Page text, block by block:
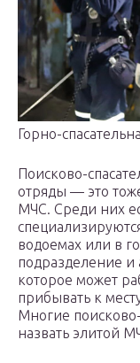
Горно-
Поисково-
отряды — это
МЧС. Среди них
водоемах или в
подразделение и
которое может
прибывать к
Многие
назвать элитой